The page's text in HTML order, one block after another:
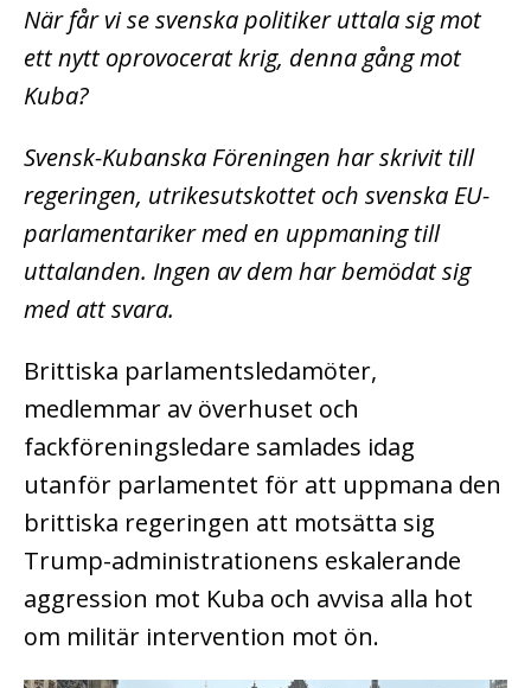
När får vi se svenska politiker uttala sig mot
ett nytt oprovocerat krig, denna gång mot
Kuba?
Svensk-Kubanska Föreningen har skrivit till
regeringen, utrikesutskottet och svenska EU-
parlamentariker med en uppmaning till
uttalanden. Ingen av dem har bemödat sig
med att svara.
Brittiska parlamentsledamöter,
medlemmar av överhuset och
fackföreningsledare samlades idag
utanför parlamentet för att uppmana den
brittiska regeringen att motsätta sig
Trump-administrationens eskalerande
aggression mot Kuba och avvisa alla hot
om militär intervention mot ön.